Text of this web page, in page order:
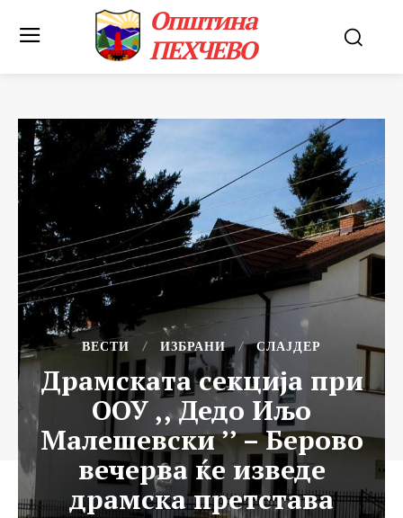
Општина
ПЕХЧЕВО
ВЕСТИ ИЗБРАНИ СЛАЈДЕР
Драмската секција при
ООУ ,, Дедо Иљо
Малешевски ’’ – Берово
вечерва ќе изведе
драмска претстава